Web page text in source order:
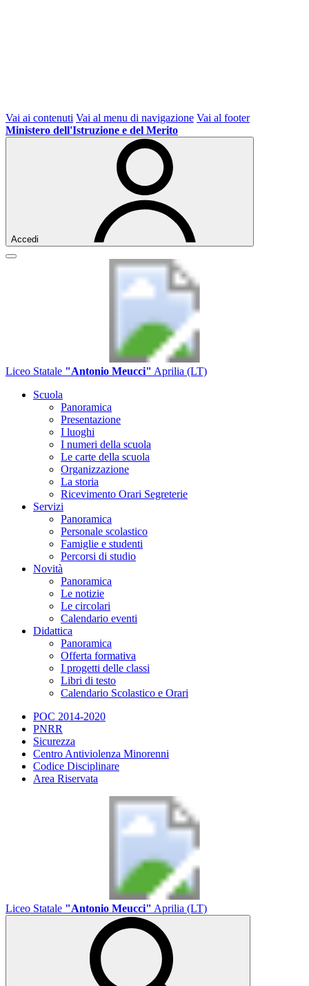
Vai ai contenuti Vai al menu di navigazione Vai al footer
Ministero dell'Istruzione e del Merito
Accedi
Liceo Statale "Antonio Meucci" Aprilia (LT)
Scuola
Panoramica
Presentazione
I luoghi
I numeri della scuola
Le carte della scuola
Organizzazione
La storia
Ricevimento Orari Segreterie
Servizi
Panoramica
Personale scolastico
Famiglie e studenti
Percorsi di studio
Novità
Panoramica
Le notizie
Le circolari
Calendario eventi
Didattica
Panoramica
Offerta formativa
I progetti delle classi
Libri di testo
Calendario Scolastico e Orari
POC 2014-2020
PNRR
Sicurezza
Centro Antiviolenza Minorenni
Codice Disciplinare
Area Riservata
Liceo Statale "Antonio Meucci" Aprilia (LT)